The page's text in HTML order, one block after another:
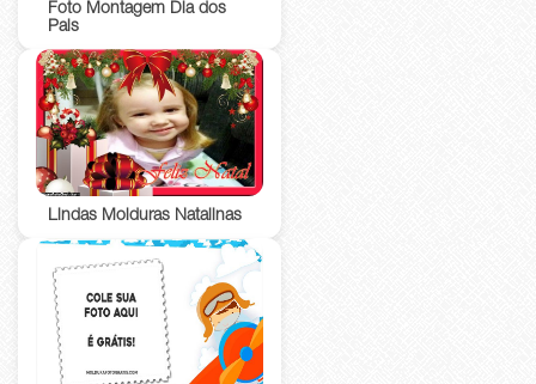
Foto Montagem Dia dos
Pais
Lindas Molduras Natalinas